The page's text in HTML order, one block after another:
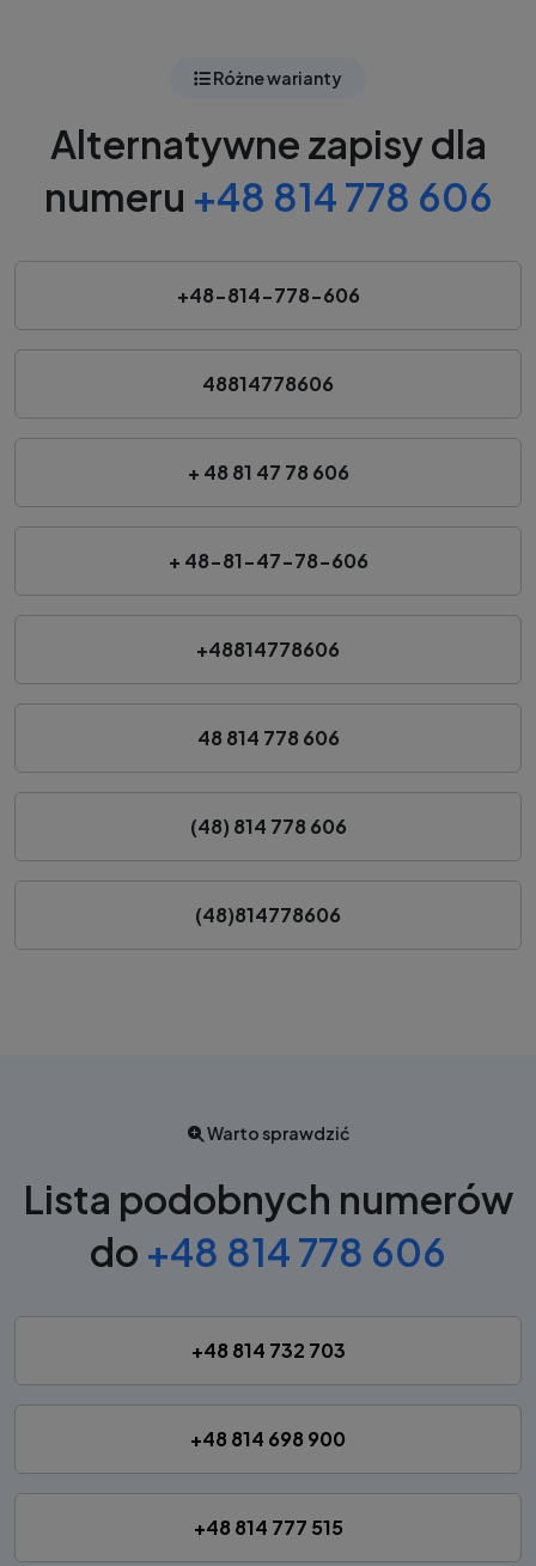
Różne warianty
Alternatywne zapisy dla
numeru +48 814 778 606
+48-814-778-606
48814778606
+ 48 81 47 78 606
+ 48-81-47-78-606
+48814778606
48 814 778 606
(48) 814 778 606
(48)814778606
Warto sprawdzić
Lista podobnych numerów
do +48 814 778 606
+48 814 732 703
+48 814 698 900
+48 814 777 515